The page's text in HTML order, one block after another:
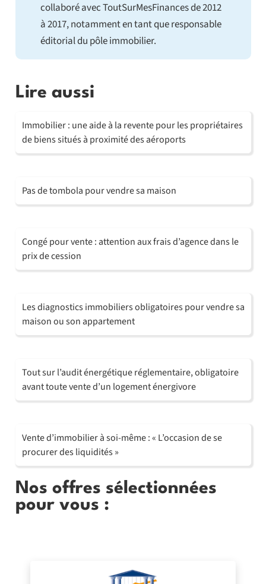
collaboré avec ToutSurMesFinances de 2012
à 2017, notamment en tant que responsable
éditorial du pôle immobilier.
Lire aussi
Immobilier : une aide à la revente pour les propriétaires
de biens situés à proximité des aéroports
Pas de tombola pour vendre sa maison
Congé pour vente : attention aux frais d’agence dans le
prix de cession
Les diagnostics immobiliers obligatoires pour vendre sa
maison ou son appartement
Tout sur l’audit énergétique réglementaire, obligatoire
avant toute vente d’un logement énergivore
Vente d’immobilier à soi-même : « L’occasion de se
procurer des liquidités »
Nos offres sélectionnées
pour vous :